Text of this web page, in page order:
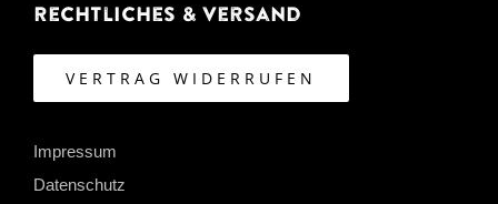
Rechtliches & Versand
VERTRAG WIDERRUFEN
Impressum
Datenschutz